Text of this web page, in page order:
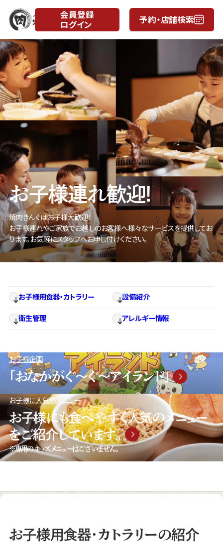
会員登録
ログイン
予約・店舗検索
お子様連れ歓迎!
焼肉きんぐはお子様大歓迎！
お子様連れやご家族でお越しのお客様へ様々なサービスを提供してお
ります。お気軽にスタッフへお申し付けください。
お子様用食器・カトラリー 設備紹介
衛生管理 アレルギー情報
お子様企画
「おなかがぐ〜ぐ〜アイランド」
お子様に人気のメニュー
お子様にも食べやすく人気のメニュー
をご紹介しています。
※専用のキッズメニューはございません。
お子様用食器・カトラリーの紹介